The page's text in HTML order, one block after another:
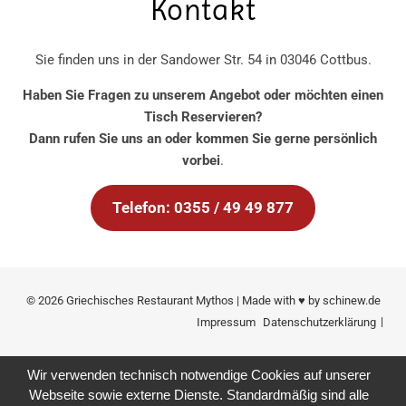
Kontakt
Sie finden uns in der Sandower Str. 54 in 03046 Cottbus.
Haben Sie Fragen zu unserem Angebot oder möchten einen
Tisch Reservieren?
Dann rufen Sie uns an oder kommen Sie gerne persönlich
vorbei.
Telefon: 0355 / 49 49 877
© 2026 Griechisches Restaurant Mythos | Made with ♥ by schinew.de
Impressum Datenschutzerklärung
Wir verwenden technisch notwendige Cookies auf unserer
Webseite sowie externe Dienste. Standardmäßig sind alle